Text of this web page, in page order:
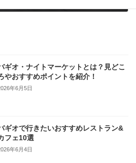
ギオ・ナイトマーケットとは？見どこ
やおすすめポイントを紹介！
年6月5日
ギオで行きたいおすすめレストラン&
フェ10選
年6月4日